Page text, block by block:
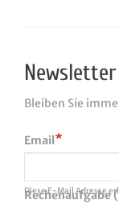
Email
Diese E-Mail Adresse
Bleiben Sie
Rechenaufgabe